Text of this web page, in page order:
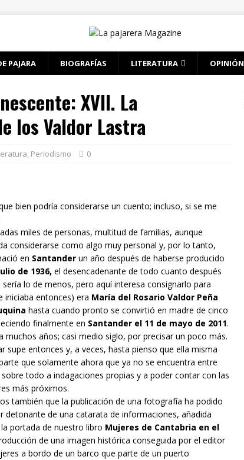
PAJARA BIOGRAFÍAS LITERATURA OPINIÓN
XVII. La
los Valdor Lastra
, Periodismo 0
bien podría considerarse un cuento; incluso, si se me
miles de personas, multitud de familias, aunque
considerarse como algo muy personal y, por lo tanto,
en Santander un año después de haberse producido
de 1936, el desencadenante de todo cuanto después
lo de menos, pero aquí interesa consignarlo para
iniciaba entonces) era María del Rosario Valdor Peña
hasta cuando pronto se convirtió en madre de cinco
finalmente en Santander el 11 de mayo de 2011.
muchos años; casi medio siglo, por precisar un poco más.
supe entonces y, a veces, hasta pienso que ella misma
que solamente ahora que ya no se encuentra entre
todo a indagaciones propias y a poder contar con las
más próximos.
también que la publicación de una fotografía ha podido
detonante de una catarata de informaciones, añadida
portada de nuestro libro Mujeres de Cantabria en el
de una imagen histórica conseguida por el editor
a bordo de un barco que parte de un puerto